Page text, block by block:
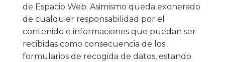
de Espacio Web. Asimismo queda exonerado
de cualquier responsabilidad por el
contenido e informaciones que puedan ser
recibidas como consecuencia de los
formularios de recogida de datos, estando